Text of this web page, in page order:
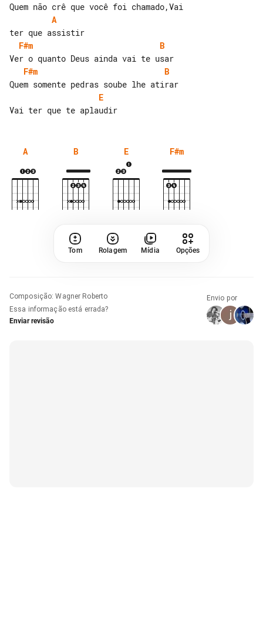
A
F#m
B
F#m
B
E
A B E F#m
Tom Rolagem Mídia Opções
Composição:Wagner Roberto
Essa informação está errada?
Enviar revisão
Envio por